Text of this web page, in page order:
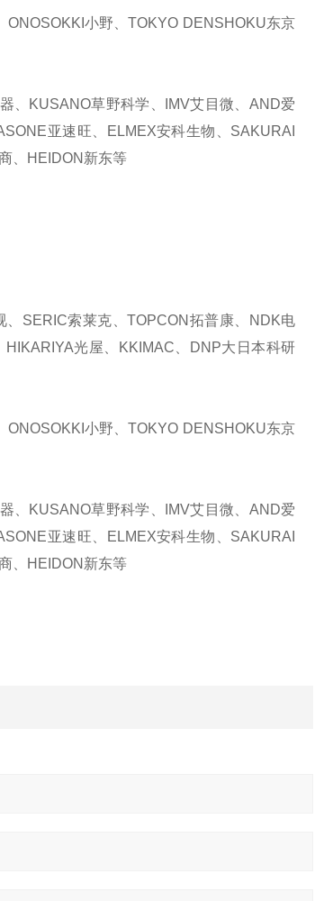
小野、TOKYO DENSHOKU东京
、KUSANO草野科学、IMV艾目微、AND爱
亚速旺、ELMEX安科生物、SAKURAI
、HEIDON新东等
SERIC索莱克、TOPCON拓普康、NDK电
光屋、KKIMAC、DNP大日本科研
小野、TOKYO DENSHOKU东京
、KUSANO草野科学、IMV艾目微、AND爱
亚速旺、ELMEX安科生物、SAKURAI
、HEIDON新东等